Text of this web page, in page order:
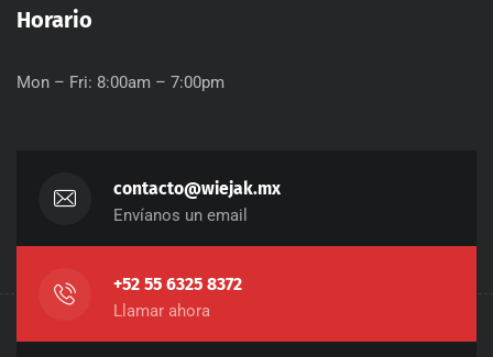
Horario
Mon – Fri: 8:00am – 7:00pm
contacto@wiejak.mx
Envíanos un email
+52 55 6325 8372
Llamar ahora